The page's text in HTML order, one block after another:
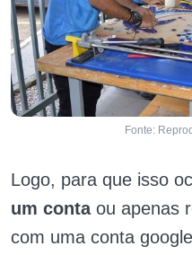
Fonte:
Logo, para que isso
um contaou apenas
com uma conta